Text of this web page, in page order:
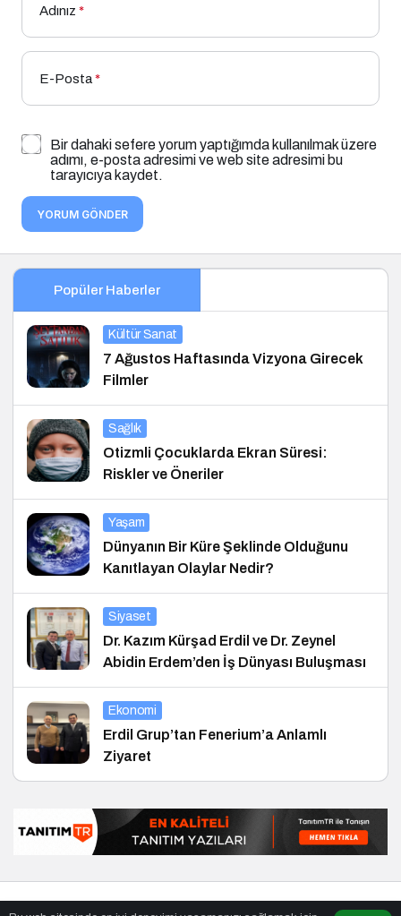
Adınız *
E-Posta*
Bir dahaki sefere yorum yaptığımda kullanılmak üzere
adımı, e-posta adresimi ve web site adresimi bu
tarayıcıya kaydet.
YORUM GÖNDER
Popüler Haberler
Kültür Sanat
7 Ağustos Haftasında Vizyona Girecek
Filmler
Sağlık
Otizmli Çocuklarda Ekran Süresi:
Riskler ve Öneriler
Yaşam
Dünyanın Bir Küre Şeklinde Olduğunu
Kanıtlayan Olaylar Nedir?
Siyaset
Dr. Kazım Kürşad Erdil ve Dr. Zeynel
Abidin Erdem’den İş Dünyası Buluşması
Ekonomi
Erdil Grup’tan Fenerium’a Anlamlı
Ziyaret
en iyiler